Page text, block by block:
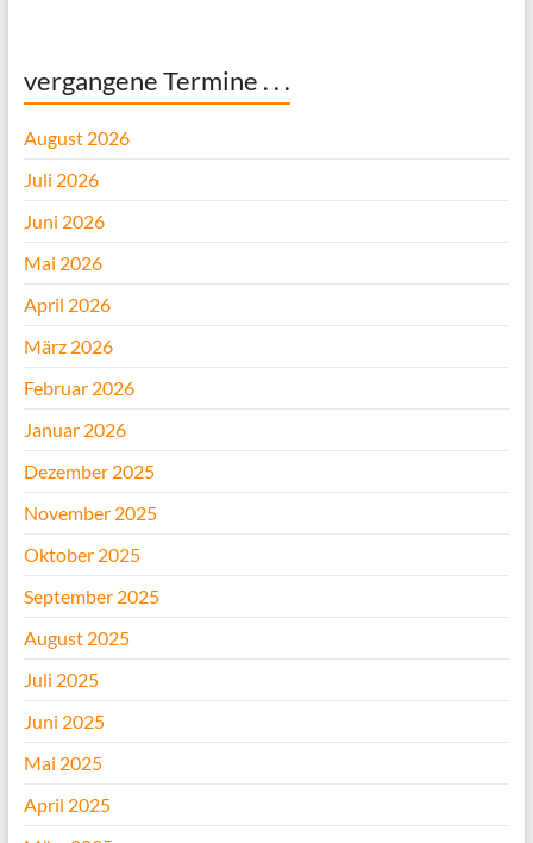
vergangene Termine . . .
August 2026
Juli 2026
Juni 2026
Mai 2026
April 2026
März 2026
Februar 2026
Januar 2026
Dezember 2025
November 2025
Oktober 2025
September 2025
August 2025
Juli 2025
Juni 2025
Mai 2025
April 2025